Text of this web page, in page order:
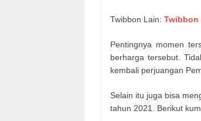
Twibbon Lain: Twibbon
Pentingnya momen
berharga tersebut.
kembali perjuangan
Selain itu juga bisa
tahun 2021. Berikut